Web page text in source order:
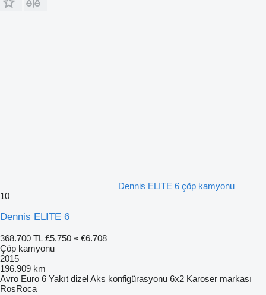
Dennis ELITE 6 çöp kamyonu
10
Dennis ELITE 6
368.700 TL £5.750 ≈ €6.708
Çöp kamyonu
2015
196.909 km
Avro Euro 6 Yakıt dizelAks konfigürasyonu 6x2 Karoser markası
RosRoca